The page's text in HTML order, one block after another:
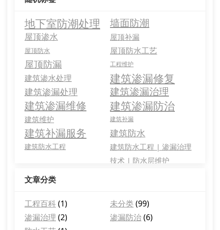
地下室防潮处理 墙面防潮
屋顶渗水 屋顶补漏
屋顶防水 屋顶防水工艺
屋顶防漏 工程维护
建筑渗水处理 建筑渗漏修复
建筑渗漏处理 建筑渗漏治理
建筑渗漏维修 建筑渗漏防治
建筑维护 建筑补漏
建筑补漏服务 建筑防水
建筑防水工程
建筑防水工程 | 渗漏治理
技术 | 防水层维护
文章分类
工程百科(1) 未分类(99)
渗漏治理 (2) 渗漏防治(6)